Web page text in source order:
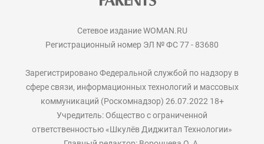
Сетевое издание WOMAN.RU
Регистрационный номер ЭЛ № ФС 77 - 83680
Зарегистрировано Федеральной службой по надзору в
сфере связи, информационных технологий и массовых
коммуникаций (Роскомнадзор) 26.07.2022 18+
Учредитель: Общество с ограниченной
ответственностью «Шкулёв Диджитал Технологии»